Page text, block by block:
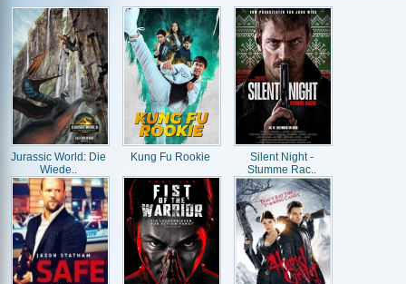
Jurassic World: Die
Wiede..
Kung Fu Rookie
Silent Night -
Stumme Rac..